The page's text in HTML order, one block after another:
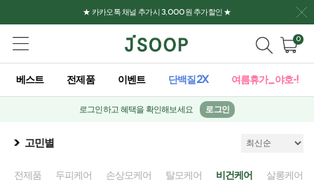
★ 카카오톡 채널 추가시 3,000원 추가할인 ★
0
베스트 전제품 이벤트 단백질2X 여름휴가_야호-!
로그인하고 혜택을 확인해보세요 로그인
고민별
전제품 두피케어 손상모케어 탈모케어 비건케어 살롱케어